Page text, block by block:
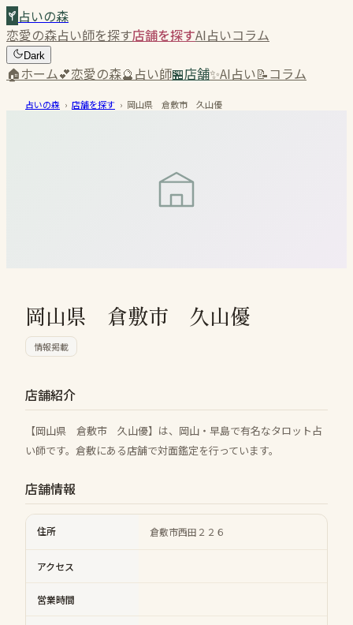
占いの森
恋愛の森占い師を探す店舗を探すAI占いコラム
Dark
🏠ホーム💕恋愛の森🔮占い師🏪店舗✨AI占い📝コラム
占いの森 › 店舗を探す › 岡山県 倉敷市 久山優
岡山県 倉敷市 久山優
情報掲載
店舗紹介
【岡山県 倉敷市 久山優】は、岡山・早島で有名なタロット占
い師です。倉敷にある店舗で対面鑑定を行っています。
店舗情報
住所 倉敷市西田２２６
アクセス
営業時間